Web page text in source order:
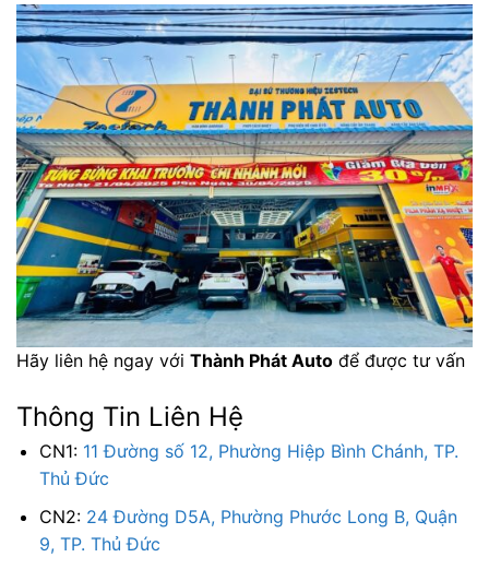
Hãy liên hệ ngay với Thành Phát Auto để được tư vấn
Thông Tin Liên Hệ
CN1: 11 Đường số 12, Phường Hiệp Bình Chánh, TP.
Thủ Đức
CN2: 24 Đường D5A, Phường Phước Long B, Quận
9, TP. Thủ Đức